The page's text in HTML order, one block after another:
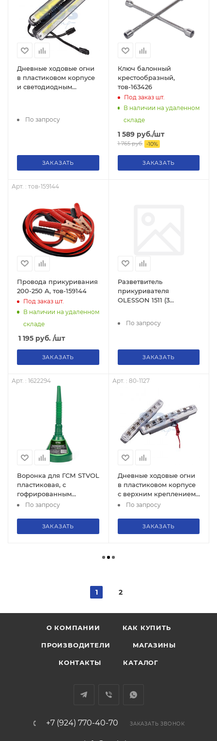
Дневные ходовые огни
в пластиковом корпусе
и светодиодным
По запросу
ЗАКАЗАТЬ
Ключ балонный
крестообразный,
тов-163426
Под заказшт.
В наличии на удаленном
складе
1 589руб./шт
1 765руб. -10%
ЗАКАЗАТЬ
Арт. : тов-159144
Провода прикуривания
200-250 А, тов-159144
Под заказ шт.
В наличии на удаленном
складе
1 195 руб. /шт
ЗАКАЗАТЬ
Разветвитель
прикуривателя
OLESSON 1511 (3
универсальный 12/24В
По запросу
ЗАКАЗАТЬ
Арт. : 1622294
Воронка для ГСМ STVOL
пластиковая, с
гофрированным
носиком, d=135мм
По запросу
ЗАКАЗАТЬ
Арт. : 80-1127
Дневные ходовые огни
в пластиковом корпусе
с верхним креплением
16 диодов
По запросу
ЗАКАЗАТЬ
1 2
О КОМПАНИИ КАК КУПИТЬ
ПРОИЗВОДИТЕЛИ МАГАЗИНЫ
КОНТАКТЫ КАТАЛОГ
+7 (924) 770-40-70 ЗАКАЗАТЬ ЗВОНОК